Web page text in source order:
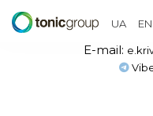
UA EN
E-mail: